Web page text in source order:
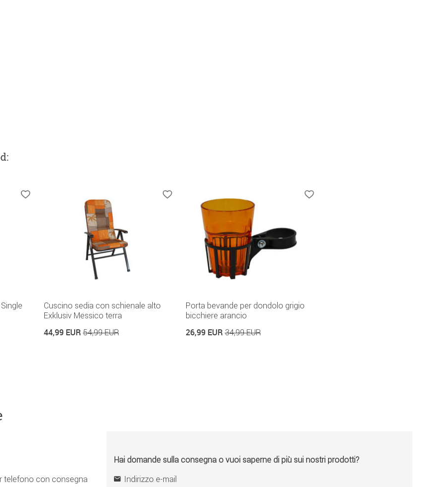
:
Cuscino sedia con schienale alto
Exklusiv Messico terra
44,99 EUR54,99 EUR
Porta bevande per dondolo grigio
bicchiere arancio
26,99 EUR34,99 EUR
telefono con consegna
Hai domande sulla consegna o vuoi saperne di più sui nostri prodotti?
Indirizzo e-mail